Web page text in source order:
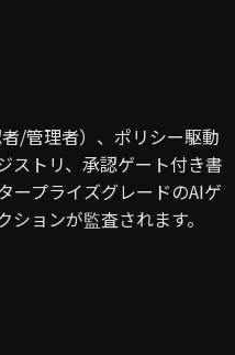
/管理者）、ポリシー駆動
ストリ、承認ゲート付き書
ープライズグレードのAIゲ
ョンが監査されます。